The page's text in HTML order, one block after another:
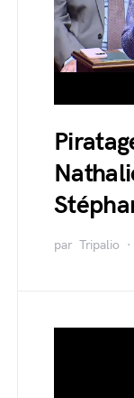
par Tripalio